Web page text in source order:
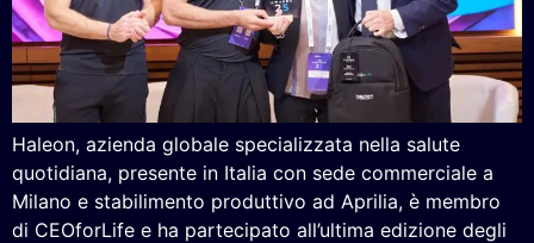
Haleon, azienda globale specializzata nella salute
quotidiana, presente in Italia con sede commerciale a
Milano e stabilimento produttivo ad Aprilia, è membro
di CEOforLife e ha partecipato all’ultima edizione degli